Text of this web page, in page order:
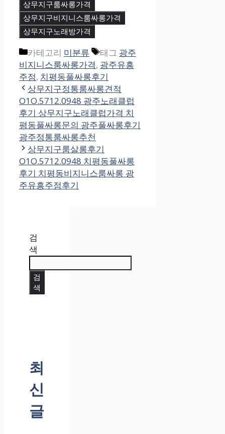
상무지구룸싸롱가격
상무지구비지니스룸싸롱가격
상무지구노래방가격
카테고리 미분류 태그 광주
비지니스룸싸롱가격, 광주유흥
주점, 치평동풀싸롱후기
상무지구정통룸싸롱견적
O1O.5712.0948 광주노래클럽
후기 상무지구노래클럽가격 치
평동풀싸롱문의 광주풀싸롱후기
광주정통룸싸롱추천
상무지구룸살롱후기
O1O.5712.0948 치평동풀싸롱
후기 치평동비지니스룸싸롱 광
주유흥주점후기
검
색
검
색
최
신
글